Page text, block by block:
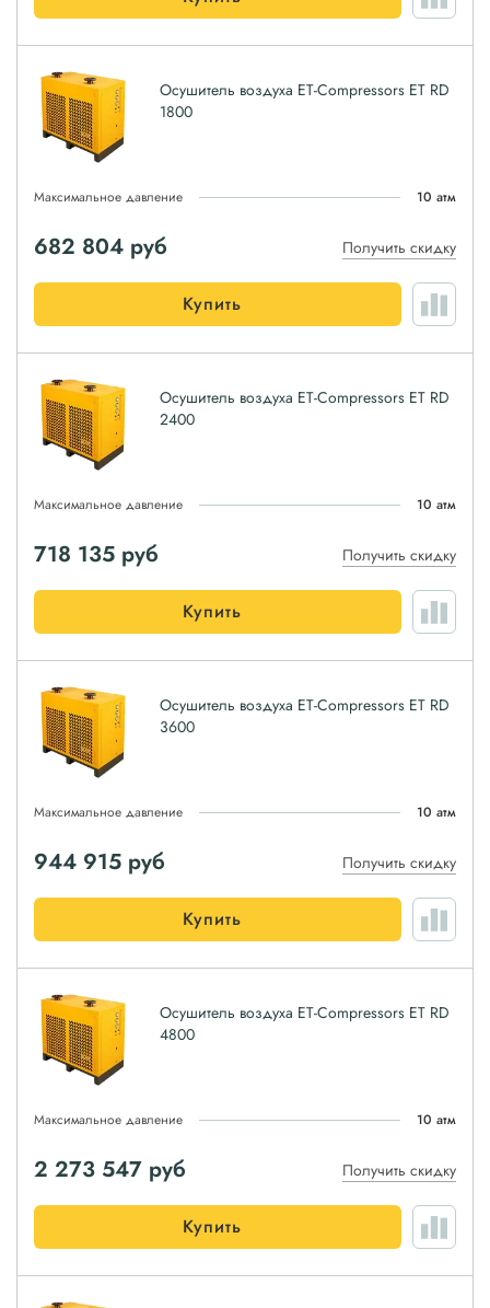
Осушитель воздуха ET-Compressors ET RD
1800
Максимальное давление 10 атм
682 804 руб Получить скидку
Купить
Осушитель воздуха ET-Compressors ET RD
2400
Максимальное давление 10 атм
718 135 руб Получить скидку
Купить
Осушитель воздуха ET-Compressors ET RD
3600
Максимальное давление 10 атм
944 915 руб Получить скидку
Купить
Осушитель воздуха ET-Compressors ET RD
4800
Максимальное давление 10 атм
2 273 547 руб Получить скидку
Купить